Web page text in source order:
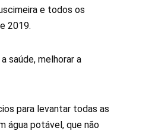
e todos os
2019.
saúde, melhorar a
para levantar todas as
água potável, que não